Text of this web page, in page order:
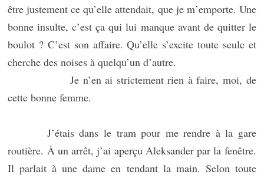
être justement ce qu’elle attendait, que je m’emporte. Une
bonne insulte, c’est ça qui lui manque avant de quitter le
boulot ? C’est son affaire. Qu’elle s’excite toute seule et
cherche des noises à quelqu’un d’autre.
Je n’en ai strictement rien à faire, moi, de
cette bonne femme.
J’étais dans le tram pour me rendre à la gare
routière. À un arrêt, j’ai aperçu Aleksander par la fenêtre.
Il parlait à une dame en tendant la main. Selon toute